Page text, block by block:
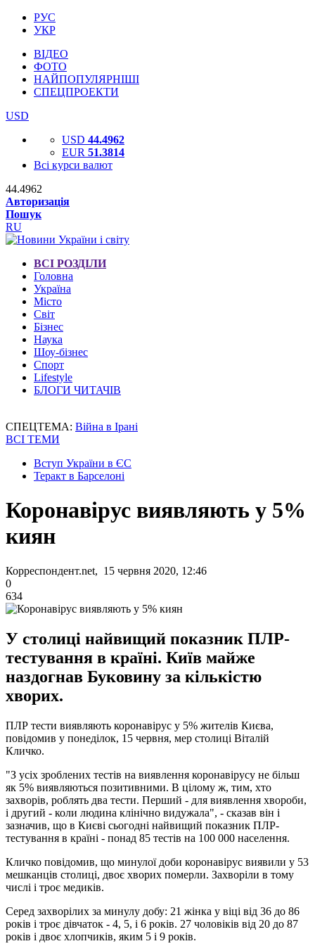
РУС
УКР
ВІДЕО
ФОТО
НАЙПОПУЛЯРНІШІ
СПЕЦПРОЕКТИ
USD
USD 44.4962
EUR 51.3814
Всі курси валют
44.4962
Авторизація
Пошук
RU
ВСІ РОЗДІЛИ
Головна
Україна
Місто
Світ
Бізнес
Наука
Шоу-бізнес
Спорт
Lifestyle
БЛОГИ ЧИТАЧІВ
СПЕЦТЕМА: Війна в Ірані
ВСІ ТЕМИ
Вступ України в ЄС
Теракт в Барселоні
Коронавірус виявляють у 5%
киян
Корреспондент.net, 15 червня 2020, 12:46
0
634
У столиці найвищий показник ПЛР-
тестування в країні. Київ майже
наздогнав Буковину за кількістю
хворих.
ПЛР тести виявляють коронавірус у 5% жителів Києва,
повідомив у понеділок, 15 червня, мер столиці Віталій
Кличко.
"З усіх зроблених тестів на виявлення коронавірусу не більш
як 5% виявляються позитивними. В цілому ж, тим, хто
захворів, роблять два тести. Перший - для виявлення хвороби,
і другий - коли людина клінічно видужала", - сказав він і
зазначив, що в Києві сьогодні найвищий показник ПЛР-
тестування в країні - понад 85 тестів на 100 000 населення.
Кличко повідомив, що минулої доби коронавірус виявили у 53
мешканців столиці, двоє хворих померли. Захворіли в тому
числі і троє медиків.
Серед захворілих за минулу добу: 21 жінка у віці від 36 до 86
років і троє дівчаток - 4, 5, і 6 років. 27 чоловіків від 20 до 87
років і двоє хлопчиків, яким 5 і 9 років.